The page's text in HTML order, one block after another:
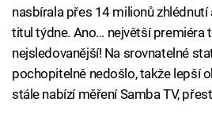
nasbírala přes 14 milionů
titul týdne. Ano... největší premiéra
nejsledovanější! Na srovnatelné
pochopitelně nedošlo, takže lepší
stále nabízí měření Samba TV,